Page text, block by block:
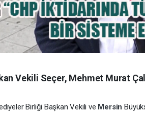
Vekili Seçer, Mehmet Murat
Birliği Başkan Vekili ve Mersin